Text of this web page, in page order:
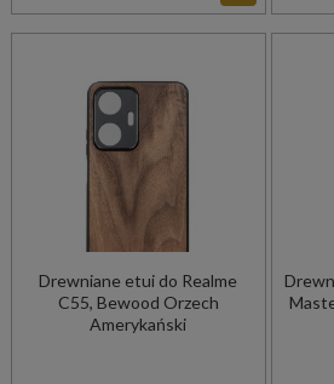
Drewniane etui do Realme
C55, Bewood Orzech
Amerykański